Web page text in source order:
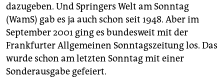
dazugeben. Und Springers Welt am Sonntag
(WamS) gab es ja auch schon seit 1948. Aber im
September 2001 ging es bundesweit mit der
Frankfurter Allgemeinen Sonntagszeitung los. Das
wurde schon am letzten Sonntag mit einer
Sonderausgabe gefeiert.